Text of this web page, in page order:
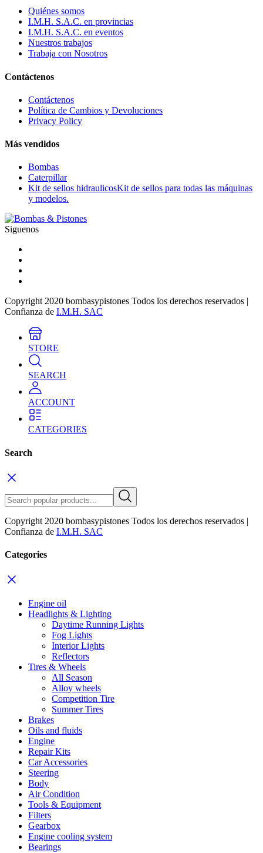
Quiénes somos
I.M.H. S.A.C. en provincias
I.M.H. S.A.C. en eventos
Nuestros trabajos
Trabaja con Nosotros
Contáctenos
Contáctenos
Política de Cambios y Devoluciones
Privacy Policy
Más vendidos
Bombas
Caterpillar
Kit de sellos hidraulicosKit de sellos para todas las máquinas
y modelos.
Siguenos
Copyright 2020 bombasypistones Todos los derechos reservados |
Confianza de I.M.H. SAC
STORE
SEARCH
ACCOUNT
CATEGORIES
Search
Copyright 2020 bombasypistones Todos los derechos reservados |
Confianza de I.M.H. SAC
Categories
Engine oil
Headlights & Lighting
Daytime Running Lights
Fog Lights
Interior Lights
Reflectors
Tires & Wheels
All Season
Alloy wheels
Competition Tire
Summer Tires
Brakes
Oils and fluids
Engine
Repair Kits
Car Accessories
Steering
Body
Air Condition
Tools & Equipment
Filters
Gearbox
Engine cooling system
Bearings